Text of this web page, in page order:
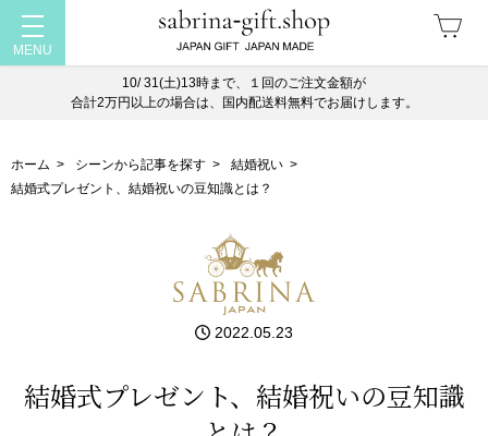
10/ 31(土)13時まで、１回のご注文金額が
合計2万円以上の場合は、国内配送料無料でお届けします。
ホーム > シーンから記事を探す > 結婚祝い >
結婚式プレゼント、結婚祝いの豆知識とは？
2022.05.23
結婚式プレゼント、結婚祝いの豆知識